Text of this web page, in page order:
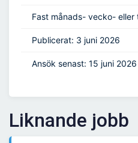
Fast månads- vecko- eller
Publicerat: 3 juni 2026
Ansök senast: 15 juni 2026
Liknande jobb